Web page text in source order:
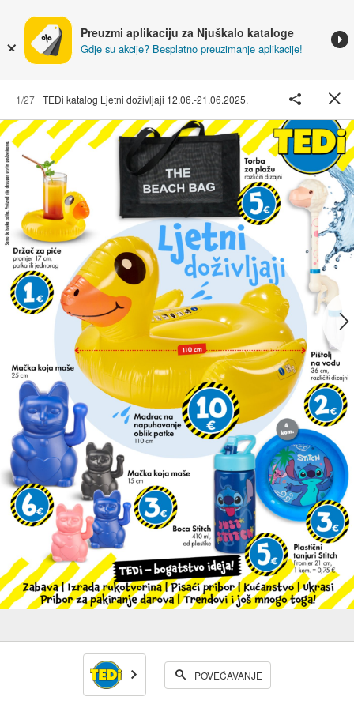
Preuzmi aplikaciju za Njuškalo kataloge
Gdje su akcije? Besplatno preuzimanje aplikacije!
1/27 TEDi katalog Ljetni doživljaji 12.06.-21.06.2025.
POVEĆAVANJE